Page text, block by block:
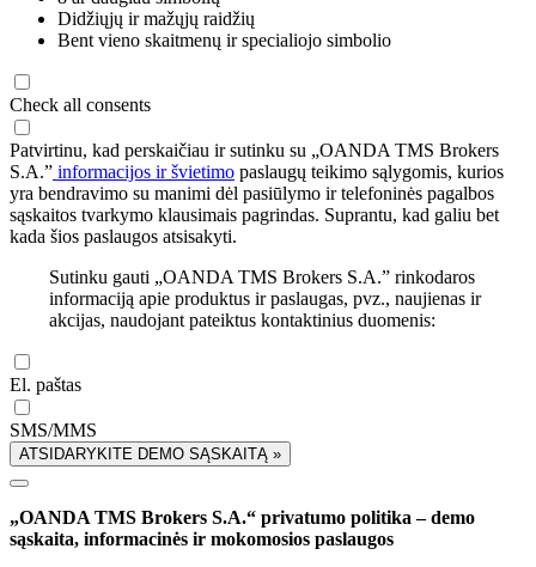
Didžiųjų ir mažųjų raidžių
Bent vieno skaitmenų ir specialiojo simbolio
Check all consents
Patvirtinu, kad perskaičiau ir sutinku su „OANDA TMS Brokers
S.A.” informacijos ir švietimo paslaugų teikimo sąlygomis, kurios
yra bendravimo su manimi dėl pasiūlymo ir telefoninės pagalbos
sąskaitos tvarkymo klausimais pagrindas. Suprantu, kad galiu bet
kada šios paslaugos atsisakyti.
Sutinku gauti „OANDA TMS Brokers S.A.” rinkodaros
informaciją apie produktus ir paslaugas, pvz., naujienas ir
akcijas, naudojant pateiktus kontaktinius duomenis:
El. paštas
SMS/MMS
ATSIDARYKITE DEMO SĄSKAITĄ »
„OANDA TMS Brokers S.A.“ privatumo politika – demo
sąskaita, informacinės ir mokomosios paslaugos